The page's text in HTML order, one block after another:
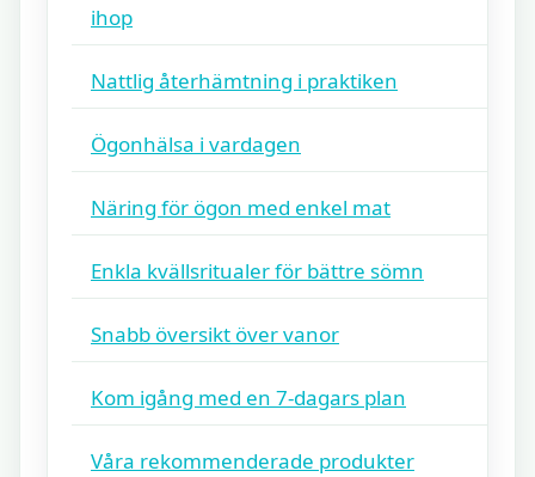
ihop
Nattlig återhämtning i praktiken
Ögonhälsa i vardagen
Näring för ögon med enkel mat
Enkla kvällsritualer för bättre sömn
Snabb översikt över vanor
Kom igång med en 7-dagars plan
Våra rekommenderade produkter